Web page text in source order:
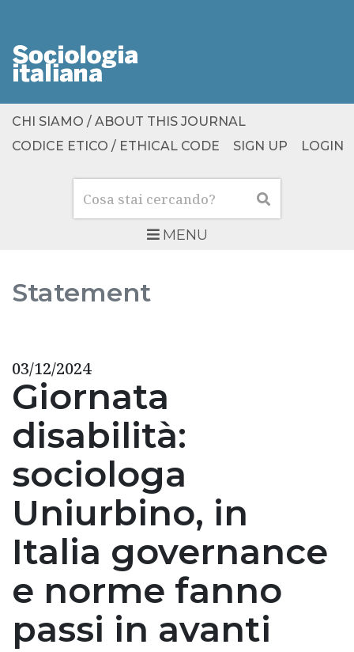
MENU
Cerca Cerca
CHI SIAMO / ABOUT THIS JOURNAL
CODICE ETICO / ETHICAL CODE
SIGN UP LOGIN
Statement
03/12/2024
Giornata
disabilità:
sociologa
Uniurbino, in
Italia governance
e norme fanno
passi in avanti